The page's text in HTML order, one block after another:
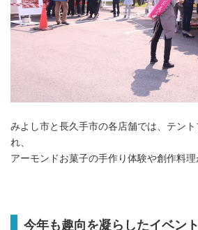
みよし市と長久手市の各店舗では、テン
れ、
アーモンドお菓子の手作り体験や創作料理
今年も趣向を凝らしたイベン